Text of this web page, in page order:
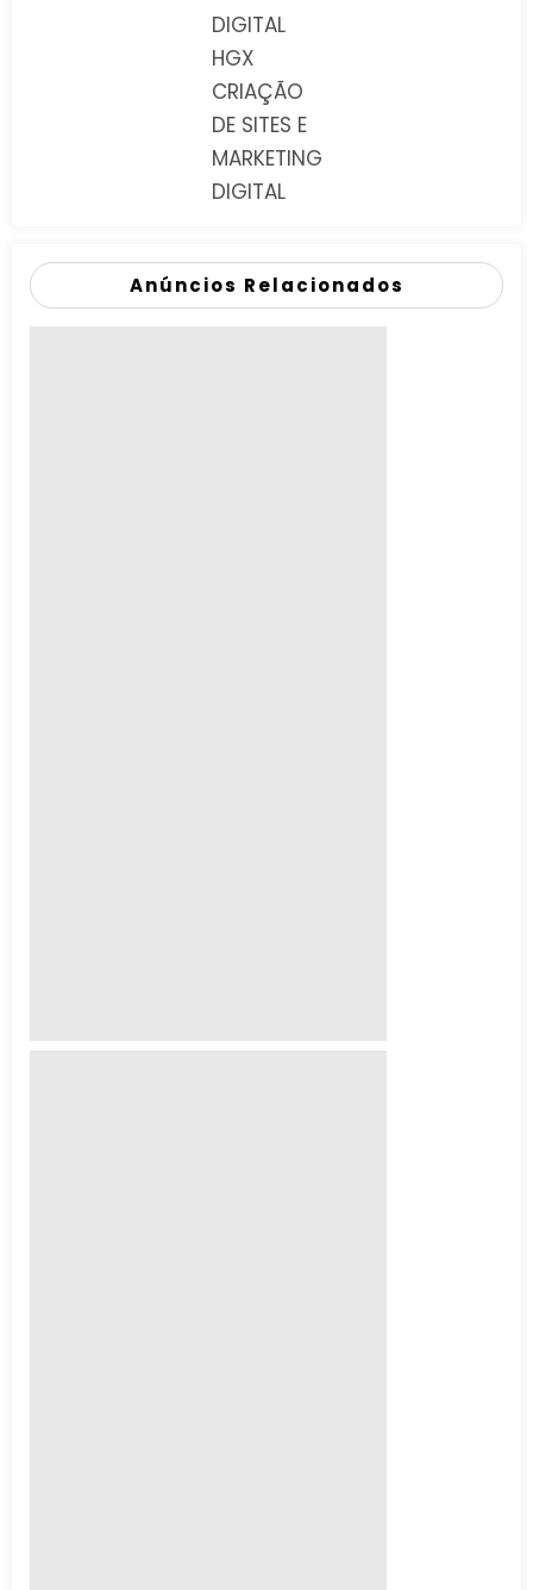
DIGITAL
HGX
CRIAÇÃO
DE SITES E
MARKETING
DIGITAL
Anúncios Relacionados